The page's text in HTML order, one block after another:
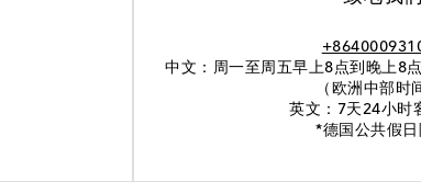
中文：周一至周五早上8点到晚上8
（欧洲中部时
英文：7天24小时
*德国公共假日